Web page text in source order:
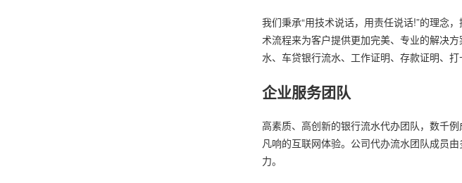
我们秉承“用技术说话，用责任说话!”的理念
术流程来为客户提供更加完美、专业的解决
水、车贷银行流水、工作证明、存款证明、打
企业服务团队
高素质、高创新的银行流水代办团队，数千
凡响的互联网体验。公司代办流水团队成员
力。